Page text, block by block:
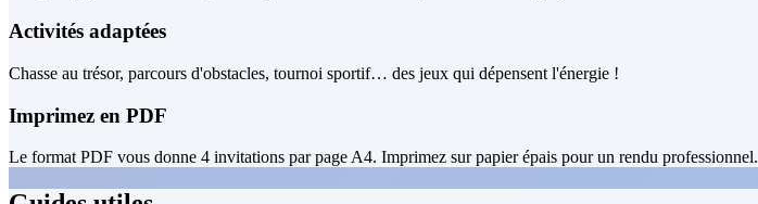
Activités adaptées
Chasse au trésor, parcours d'obstacles, tournoi sportif… des jeux qui dépensent l'énergie !
Imprimez en PDF
Le format PDF vous donne 4 invitations par page A4. Imprimez sur papier épais pour un rendu professionnel.